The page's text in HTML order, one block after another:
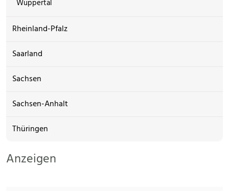
Wuppertal
Rheinland-Pfalz
Saarland
Sachsen
Sachsen-Anhalt
Thüringen
Anzeigen